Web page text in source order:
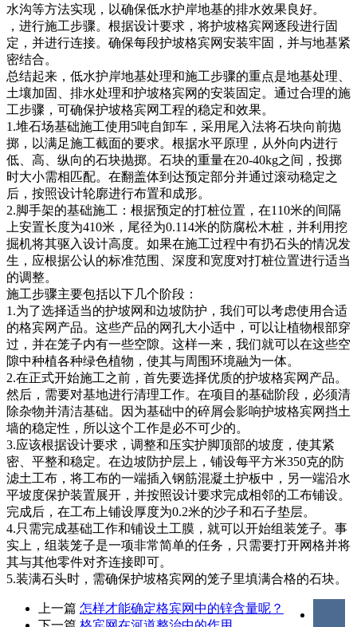
水沟等方法实现，以确保低水护岸地基的排水效果良好。
，进行施工步骤。根据设计要求，将护坡格宾网逐段进行固
定，并进行连接。确保每段护坡格宾网安装牢固，并与地基紧
密结合。
总结起来，低水护岸地基处理和施工步骤的重点是地基处理、
土壤加固、排水处理和护坡格宾网的安装固定。通过合理的施
工步骤，可确保护坡格宾网工程的稳定和效果。
1.堆石场基础施工使用5吨自卸车，采用尾入法将石块向前抛
掷，以满足施工截面的要求。根据水平原理，从外向内进行
低、高、纵向的石块抛掷。石块的重量在20-40kg之间，投掷
时大小需相匹配。在翻盖体到达预定部分并通过滚动稳定之
后，按照设计轮廓进行布置和成形。
2.脚手架的基础施工：根据预定的打桩位置，在110米的间隔
上安置长度为410米，尾径为0.114米的防腐松木桩，并利用挖
掘机将其驱入设计高度。如果在施工过程中有扔石头的情况发
生，应根据公认的标准范围、深度和宽度对打桩位置进行适当
的调整。
施工步骤主要包括以下几个阶段：
1.为了选择适当的护坡网和边坡防护，我们可以考虑使用合适
的格宾网产品。这些产品的网孔大小适中，可以让植物根部穿
过，并在笼子内有一些空隙。这样一来，我们就可以在这些空
隙中种植各种绿色植物，使其与周围环境融为一体。
2.在正式开始施工之前，首先要选择优质的护坡格宾网产品。
然后，需要对基地进行清理工作。在项目的基础阶段，必须清
除杂物并清洁基础。因为基础中的碎屑会影响护坡格宾网挡土
墙的稳定性，所以这个工作是必不可少的。
3.应该根据设计要求，调整和压实护脚顶部的坡度，使其紧
密、平整和稳定。在边坡防护层上，铺设每平方米350克的防
滤土工布，将工布的一端插入钢筋混凝土护板中，另一端沿水
平坡度保护装置展开，并按照设计要求完成相邻的工布铺设。
完成后，在工布上铺设厚度为0.2米的沙子和石子垫层。
4.只需完成基础工作和铺设土工膜，就可以开始组装笼子。事
实上，组装笼子是一项非常简单的任务，只需要打开网格并将
其与其他零件对齐连接即可。
5.装满石头时，需确保护坡格宾网的笼子里填满合格的石块。
上一篇 怎样才能确定格宾网中的锌含量呢？